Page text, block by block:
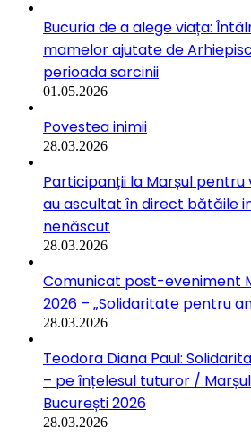
Bucuria de a alege viața:
mamelor ajutate de
perioada sarcinii
01.05.2026
Povestea inimii
28.03.2026
Participanții la Marșul pentru
au ascultat în direct bătăile
nenăscut
28.03.2026
Comunicat post-eveniment
2026 – „Solidaritate pentru
28.03.2026
Teodora Diana Paul:
– pe înțelesul tuturor /
București 2026
28.03.2026